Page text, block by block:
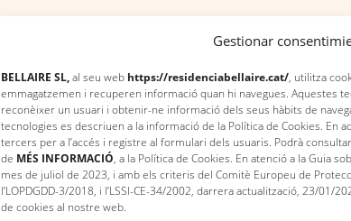
Gestionar
BELLAIRE SL,al seu web https://residenciabellaire.cat/, utilitza
emmagatzemen i recuperen informació quan hi navegues. Aquestes
reconèixer un usuari i obtenir-ne informació dels seus hàbits de
tecnologies es descriuen a la informació de la Política de Cookies. En
tercers per a l’accés i registre al formulari dels usuaris. Podrà
de MÉS INFORMACIÓ, a la Política de Cookies. En atenció a la Guia
mes de juliol de 2023, i amb els criteris del Comitè Europeu de
l’LOPDGDD-3/2018, i l’LSSI-CE-34/2002, darrera actualització, 23/01/
de cookies al nostre web.